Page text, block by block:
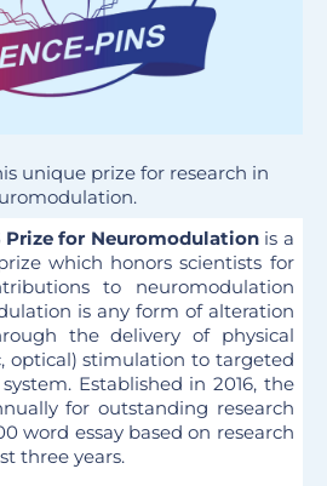
unique prize for research in
Prize for Neuromodulationis a
which honors scientists for
to neuromodulation
is any form of alteration
the delivery of physical
optical) stimulation to targeted
Established in 2016, the
for outstanding research
word essay based on research
three years.